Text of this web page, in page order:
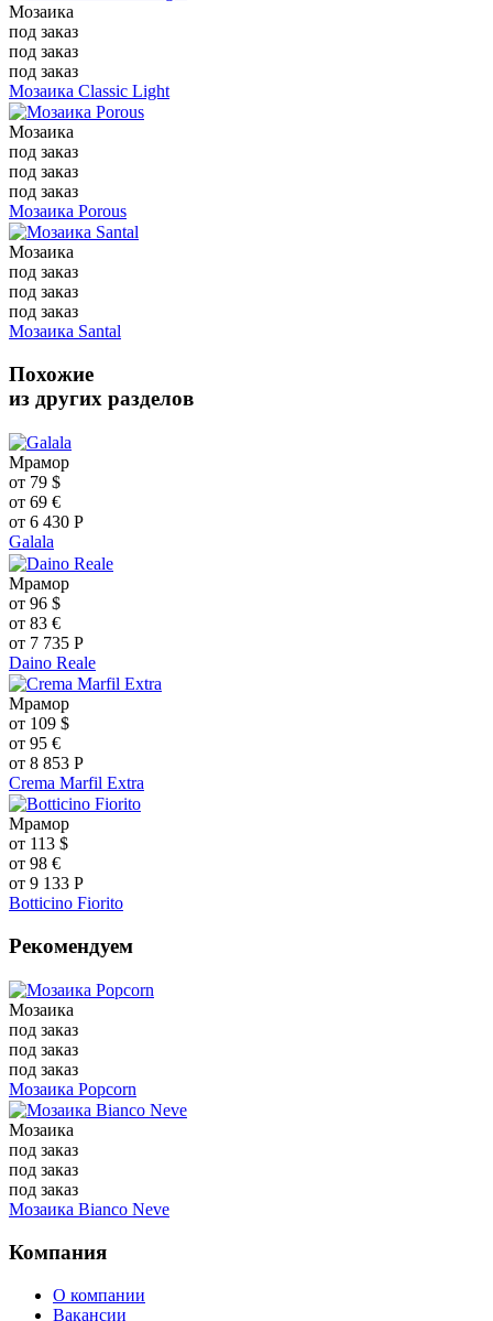
Мозаика
под заказ
под заказ
под заказ
Мозаика Classic Light
Мозаика
под заказ
под заказ
под заказ
Мозаика Porous
Мозаика
под заказ
под заказ
под заказ
Мозаика Santal
Похожие
из других разделов
Мрамор
от 79 $
от 69 €
от 6 430 Р
Galala
Мрамор
от 96 $
от 83 €
от 7 735 Р
Daino Reale
Мрамор
от 109 $
от 95 €
от 8 853 Р
Crema Marfil Extra
Мрамор
от 113 $
от 98 €
от 9 133 Р
Botticino Fiorito
Рекомендуем
Мозаика
под заказ
под заказ
под заказ
Мозаика Popcorn
Мозаика
под заказ
под заказ
под заказ
Мозаика Bianco Neve
Компания
О компании
Вакансии